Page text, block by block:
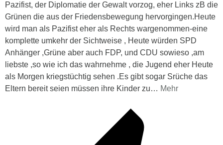
Pazifist, der Diplomatie der Gewalt vorzog, eher Links zB die
Grünen die aus der Friedensbewegung hervorgingen.Heute
wird man als Pazifist eher als Rechts wargenommen-eine
komplette umkehr der Sichtweise , Heute würden SPD
Anhänger ,Grüne aber auch FDP, und CDU sowieso ,am
liebste ,so wie ich das wahrnehme , die Jugend eher Heute
als Morgen kriegstüchtig sehen .Es gibt sogar Srüche das
Eltern bereit seien müssen ihre Kinder zu… Mehr